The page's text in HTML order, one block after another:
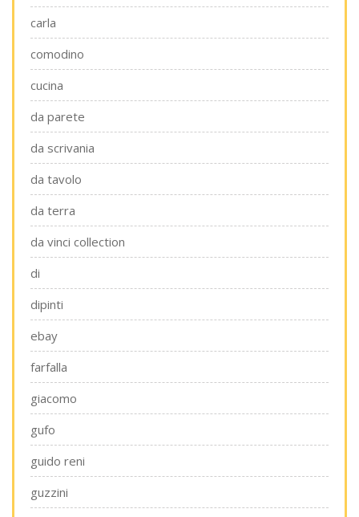
carla
comodino
cucina
da parete
da scrivania
da tavolo
da terra
da vinci collection
di
dipinti
ebay
farfalla
giacomo
gufo
guido reni
guzzini